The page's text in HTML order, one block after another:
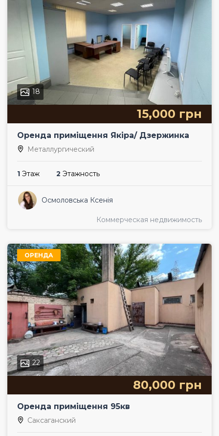
18
15,000 грн
Оренда приміщення Якіра/ Дзержинка
Металлургический
1 Этаж 2 Этажность
Осмоловська Ксенія
Коммерческая недвижимость
ОРЕНДА
22
80,000 грн
Оренда приміщення 95кв
Саксаганский